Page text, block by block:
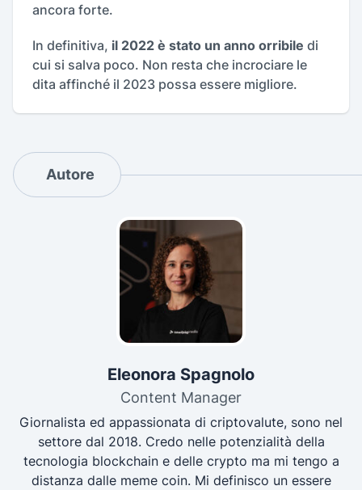
ancora forte.
In definitiva, il 2022 è stato un anno orribile di
cui si salva poco. Non resta che incrociare le
dita affinché il 2023 possa essere migliore.
Autore
Eleonora Spagnolo
Content Manager
Giornalista ed appassionata di criptovalute, sono nel
settore dal 2018. Credo nelle potenzialità della
tecnologia blockchain e delle crypto ma mi tengo a
distanza dalle meme coin. Mi definisco un essere